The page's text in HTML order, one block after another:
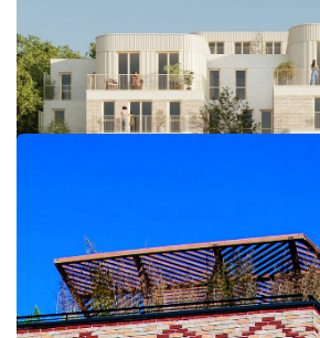
Fratries Versailles
29 Richelieu